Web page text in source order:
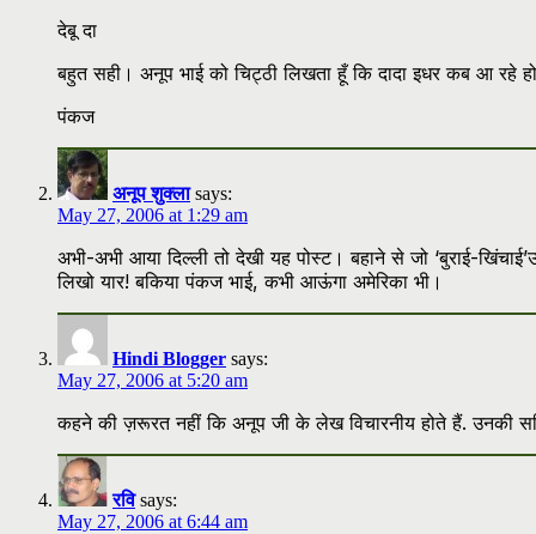
देबू दा
बहुत सही। अनूप भाई को चिट्ठी लिखता हूँ कि दादा इधर कब आ रहे
पंकज
अनूप शुक्ला says:
May 27, 2006 at 1:29 am
अभी-अभी आया दिल्ली तो देखी यह पोस्ट। बहाने से जो ‘बुराई-
लिखो यार! बकिया पंकज भाई, कभी आऊंगा अमेरिका भी।
Hindi Blogger says:
May 27, 2006 at 5:20 am
कहने की ज़रूरत नहीं कि अनूप जी के लेख विचारनीय होते हैं. उनकी
रवि says:
May 27, 2006 at 6:44 am